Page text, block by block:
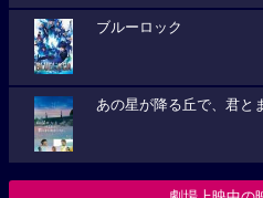
ブルーロック
あの星が降る丘で、君と